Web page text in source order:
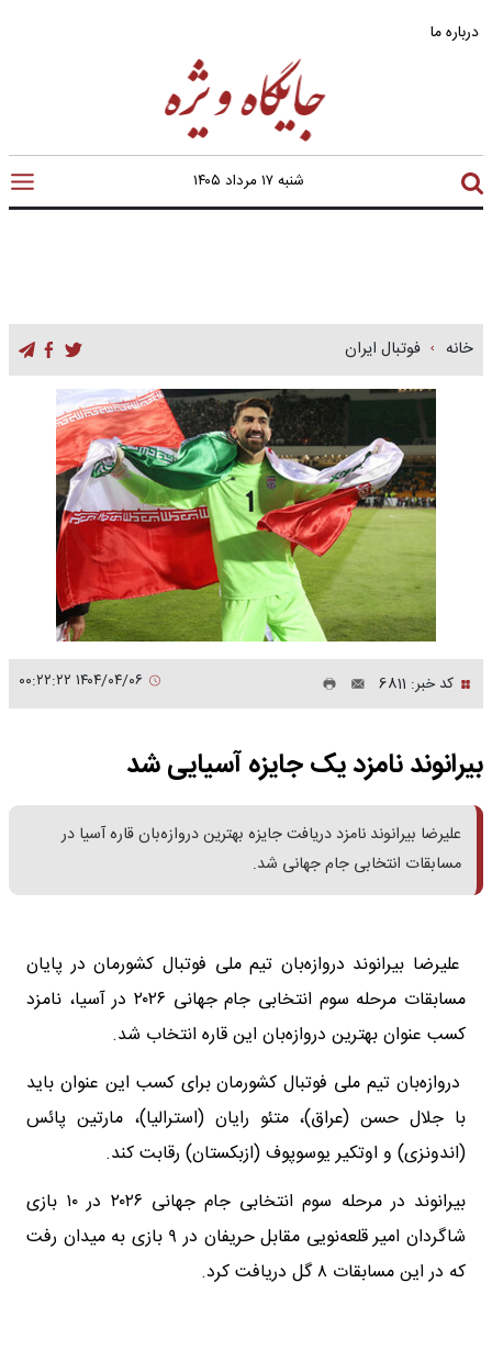
درباره ما
شنبه ۱۷ مرداد ۱۴۰۵
خانه فوتبال ایران
کد خبر: 6811
بیرانوند نامزد یک جایزه آسیایی شد
علیرضا بیرانوند نامزد دریافت جایزه بهترین دروازه‌بان قاره آسیا در
مسابقات انتخابی جام جهانی شد.
علیرضا بیرانوند دروازه‌بان تیم ملی فوتبال کشورمان در پایان
مسابقات مرحله سوم انتخابی جام جهانی ۲۰۲۶ در آسیا، نامزد
کسب عنوان بهترین دروازه‌بان این قاره انتخاب شد.
دروازه‌بان تیم ملی فوتبال کشورمان برای کسب این عنوان باید
با جلال حسن (عراق)، متئو رایان (استرالیا)، مارتین پائس
(اندونزی) و اوتکیر یوسوپوف (ازبکستان) رقابت کند.
بیرانوند در مرحله سوم انتخابی جام جهانی ۲۰۲۶ در ۱۰ بازی
شاگردان امیر قلعه‌نویی مقابل حریفان در ۹ بازی به میدان رفت
که در این مسابقات ۸ گل دریافت کرد.